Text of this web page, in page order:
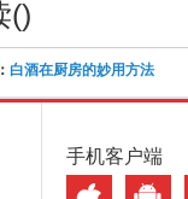
()
白酒在厨房的妙用方法
手机客户端